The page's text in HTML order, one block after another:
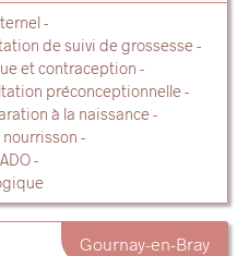
de suivi de grossesse
et contraception
préconceptionnelle
à la naissance
nourrisson
Gournay-en-Bray